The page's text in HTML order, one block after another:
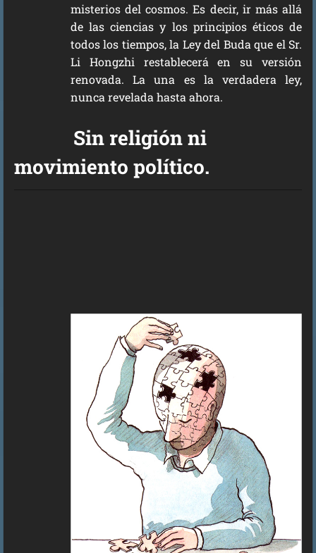
misterios del cosmos. Es decir, ir más allá
de las ciencias y los principios éticos de
todos los tiempos, la Ley del Buda que el Sr.
Li Hongzhi restablecerá en su versión
renovada. La una es la verdadera ley,
nunca revelada hasta ahora.
Sin religión ni
movimiento político.